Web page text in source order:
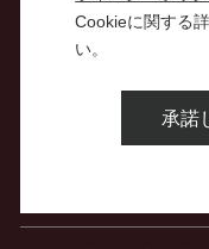
お問い合わせ
特定商取引法に関す
Cookieに関する
い。
承諾